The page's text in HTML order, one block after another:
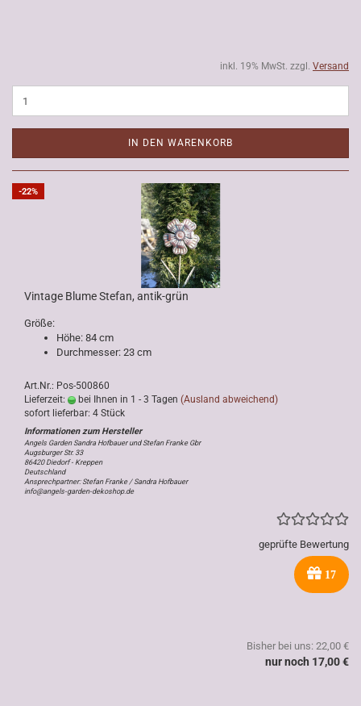
inkl. 19% MwSt. zzgl. Versand
IN DEN WARENKORB
-22%
Vintage Blume Stefan, antik-grün
Größe:
Höhe: 84 cm
Durchmesser: 23 cm
Art.Nr.: Pos-500860
Lieferzeit:
bei Ihnen in 1 - 3 Tagen (Ausland abweichend)
sofort lieferbar: 4 Stück
Angels Garden Sandra Hofbauer und Stefan Franke Gbr
Augsburger Str. 33
86420 Diedorf - Kreppen
Deutschland
Ansprechpartner: Stefan Franke / Sandra Hofbauer
info@angels-garden-dekoshop.de
geprüfte Bewertung
17
Bisher bei uns: 22,00 €
nur noch 17,00 €